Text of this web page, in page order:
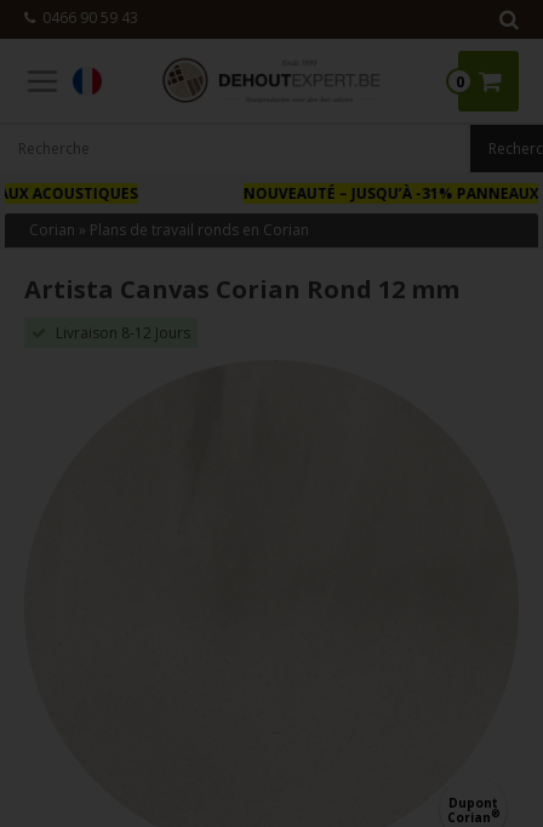
0466 90 59 43
0
NOUVEAUTÉ
– JUSQU’À -31% PANNEAUX FAÇADE BOIS
Corian » Plans de travail ronds en Corian
Artista Canvas Corian Rond 12 mm
Livraison 8-12 Jours
Dupont
Corian®